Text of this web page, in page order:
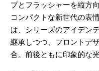
プとフラッシャーを縦方
コンパクトな新世代の表
は、シリーズのアイデン
継承しつつ、フロントデ
合。前後ともに印象的な